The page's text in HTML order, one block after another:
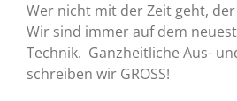
Wer nicht mit der Zeit geht,
Wir sind immer auf dem
Technik. Ganzheitliche Aus-
schreiben wir GROSS!